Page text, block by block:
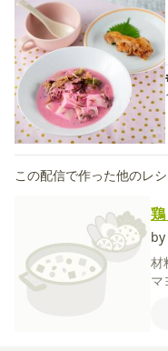
この配信で作った他のレ
材
マ